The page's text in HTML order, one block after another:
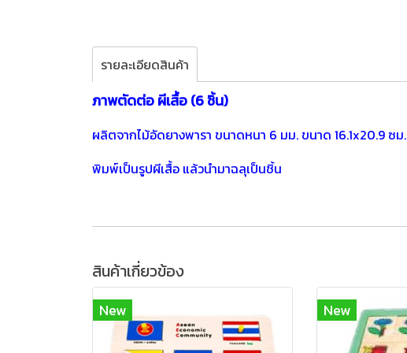
รายละเอียดสินค้า
ภาพตัดต่อ ผีเสื้อ (6 ชิ้น)
ผลิตจากไม้อัดยางพารา ขนาดหนา 6 มม. ขนาด 16.1x20.9 ซม.
พิมพ์เป็นรูปผีเสื้อ แล้วนำมาฉลุเป็นชิ้น
สินค้าเกี่ยวข้อง
New New